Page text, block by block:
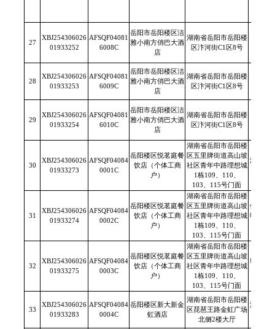
27
XBJ254306026
01933252
AFSQF04081
6008C
岳阳市岳阳楼区洁
雅小南方俏巴大酒
店
湖南省岳阳市岳阳楼
区汴河街C1区8号
28
XBJ254306026
01933253
AFSQF04081
6009C
岳阳市岳阳楼区洁
雅小南方俏巴大酒
店
湖南省岳阳市岳阳楼
区汴河街C1区8号
29
XBJ254306026
01933254
AFSQF04081
6010C
岳阳市岳阳楼区洁
雅小南方俏巴大酒
店
湖南省岳阳市岳阳楼
区汴河街C1区8号
30
XBJ254306026
01933273
AFSQF04084
0001C
岳阳楼区悦茗庭餐
饮店（个体工商
户）
湖南省岳阳市岳阳楼
区五里牌街道高山坡
社区青年中路理想城
1栋109、110、
103、115号门面
湖南省
31
XBJ254306026
01933274
AFSQF04084
0002C
岳阳楼区悦茗庭餐
饮店（个体工商
户）
湖南省岳阳市岳阳楼
区五里牌街道高山坡
社区青年中路理想城
1栋109、110、
103、115号门面
佛山市
明）调
32
XBJ254306026
01933275
AFSQF04084
0003C
岳阳楼区悦茗庭餐
饮店（个体工商
户）
湖南省岳阳市岳阳楼
区五里牌街道高山坡
社区青年中路理想城
1栋109、110、
103、115号门面
赣榆区
33
XBJ254306026
01933283
AFSQF04084
0004C
岳阳楼区新大新金
虹酒店
湖南省岳阳市岳阳楼
区琵琶王路金虹广场
北侧2楼大厅
湖南省